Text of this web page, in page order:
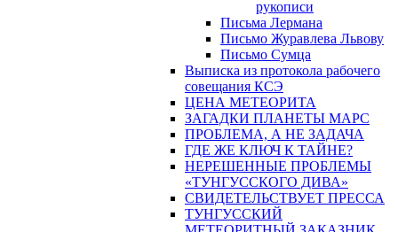
рукописи
Письма Лермана
Письмо Журавлева Львову
Письмо Сумца
Выписка из протокола рабочего
совещания КСЭ
ЦЕНА МЕТЕОРИТА
ЗАГАДКИ ПЛАНЕТЫ МАРС
ПРОБЛЕМА, А НЕ ЗАДАЧА
ГДЕ ЖЕ КЛЮЧ К ТАЙНЕ?
НЕРЕШЕННЫЕ ПРОБЛЕМЫ
«ТУНГУССКОГО ДИВА»
СВИДЕТЕЛЬСТВУЕТ ПРЕССА
ТУНГУССКИЙ